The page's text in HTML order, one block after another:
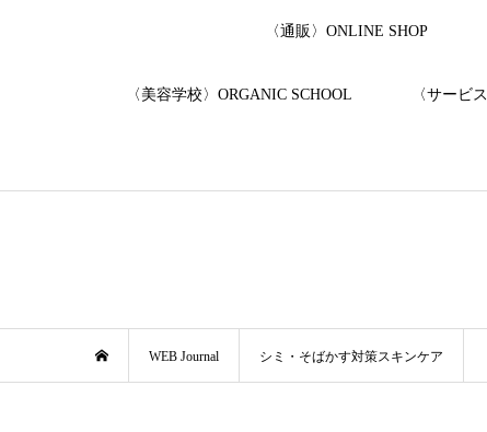
〈通販〉ONLINE SHOP
〈美容学校〉ORGANIC SCHOOL 〈サービ
WEB Journal シミ・そばかす対策スキンケア